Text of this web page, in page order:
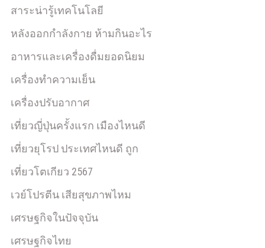
สาระน่ารู้เทคโนโลยี
หลังออกกําลังกาย ห้ามกินอะไร
อาหารและเครื่องดื่มยอดนิยม
เครื่องทำความเย็น
เครื่องปรับอากาศ
เที่ยวญี่ปุ่นครั้งแรก เมืองไหนดี
เที่ยวยุโรป ประเทศไหนดี ถูก
เที่ยวโตเกียว 2567
เวย์โปรตีน เสียสุขภาพไหม
เศรษฐกิจในปัจจุบัน
เศรษฐกิจไทย